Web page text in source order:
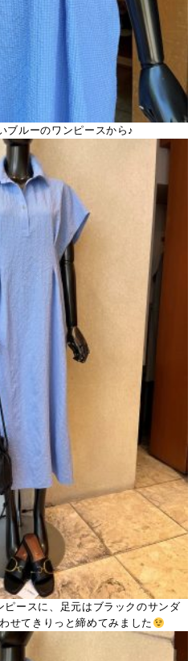
ブルーのワンピースから♪
ースに、足元はブラックのサンダ
せてきりっと締めてみました